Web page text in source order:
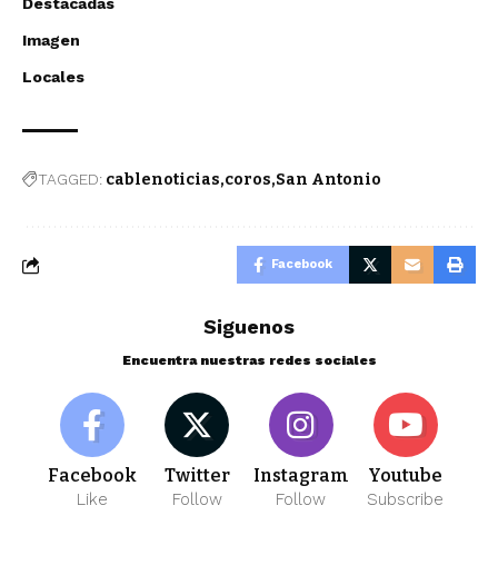
Imagen
Locales
TAGGED: cablenoticias coros San Antonio
Facebook
Siguenos
Encuentra nuestras redes sociales
Facebook
Like
Twitter
Follow
Instagram
Follow
Youtube
Subscribe